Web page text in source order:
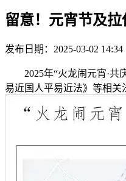
留意！元宵节及
发布日期：2025-03-02 14:34
2025年“火龙闹元宵·共庆
易近国人平易近法》等相关